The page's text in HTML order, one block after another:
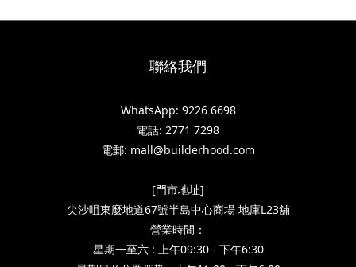
聯絡我們
WhatsApp: 9226 6698
電話: 2771 7298
電郵: mall@builderhood.com
[門市地址]
尖沙咀東麼地道67號半島中心商場 地庫L23舖
營業時間：
星期一至六 : 上午09:30 - 下午6:30